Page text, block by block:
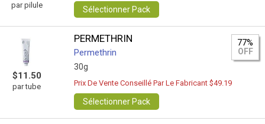
par pilule Sélectionner Pack
$11.50
par tube
PERMETHRIN
Permethrin
30g
77%
OFF
Prix De Vente Conseillé Par Le Fabricant $49.19
Sélectionner Pack